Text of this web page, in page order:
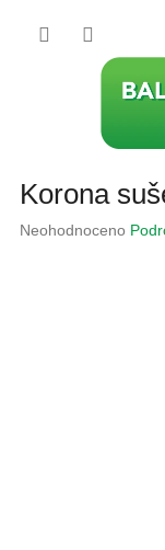
Korona
Průměrné
Neohodnoceno